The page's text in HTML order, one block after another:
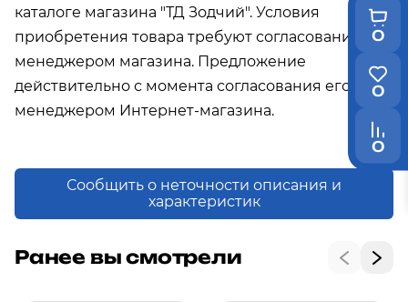
0
0
0
каталоге магазина "ТД Зодчий". Условия
приобретения товара требуют согласования с
менеджером магазина. Предложение
действительно с момента согласования его с
менеджером Интернет-магазина.
Сообщить о неточности описания и
характеристик
Ранее вы смотрели